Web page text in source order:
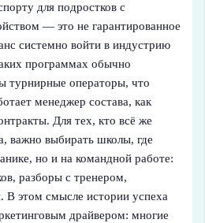
для подростков с
— это не гарантированное
системно войти в индустрию
программах обычно
турнирные операторы, что
менеджер состава, как
Для тех, кто всё же
важно выбирать школы, где
но и на командной работе:
разборы с тренером,
В этом смысле истории успеха
драйвером: многие